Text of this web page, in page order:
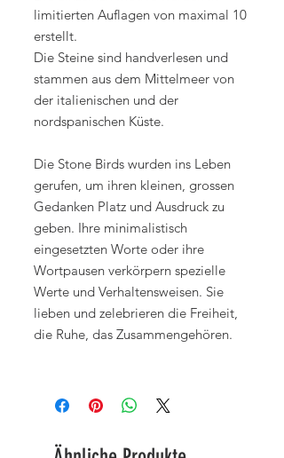
limitierten Auflagen von maximal 10
erstellt.
Die Steine sind handverlesen und
stammen aus dem Mittelmeer von
der italienischen und der
nordspanischen Küste.
Die Stone Birds wurden ins Leben
gerufen, um ihren kleinen, grossen
Gedanken Platz und Ausdruck zu
geben. Ihre minimalistisch
eingesetzten Worte oder ihre
Wortpausen verkörpern spezielle
Werte und Verhaltensweisen. Sie
lieben und zelebrieren die Freiheit,
die Ruhe, das Zusammengehören.